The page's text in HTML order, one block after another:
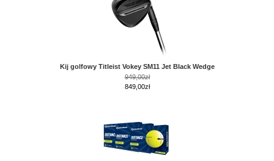
Kij golfowy Titleist Vokey SM11 Jet Black Wedge
949,00zł
849,00zł